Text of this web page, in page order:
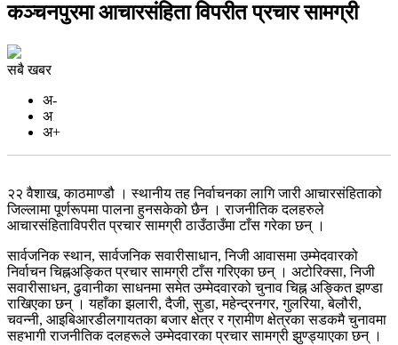
कञ्चनपुरमा आचारसंहिता विपरीत प्रचार सामग्री
सबै खबर
अ-
अ
अ+
२२ वैशाख, काठमाण्डौ । स्थानीय तह निर्वाचनका लागि जारी आचारसंहिताको
जिल्लामा पूर्णरूपमा पालना हुनसकेको छैन । राजनीतिक दलहरुले
आचारसंहिताविपरीत प्रचार सामग्री ठाउँठाउँमा टाँस गरेका छन् ।
सार्वजनिक स्थान, सार्वजनिक सवारीसाधान, निजी आवासमा उम्मेदवारको
निर्वाचन चिह्नअङ्कित प्रचार सामग्री टाँस गरिएका छन् । अटोरिक्सा, निजी
सवारीसाधन, ढुवानीका साधनमा समेत उम्मेदवारको चुनाव चिह्न अङ्कित झण्डा
राखिएका छन् । यहाँका झलारी, दैजी, सुडा, महेन्द्रनगर, गुलरिया, बेलौरी,
चवन्नी, आइबिआरडीलगायतका बजार क्षेत्र र ग्रामीण क्षेत्रका सडकमै चुनावमा
सहभागी राजनीतिक दलहरूले उम्मेदवारका प्रचार सामग्री झुण्ड्याएका छन् ।